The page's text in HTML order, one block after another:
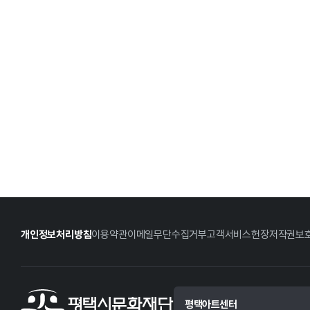
개인정보처리방침이용약관이메일무단수집거부고객서비스헌장저작권보
평택아트센터